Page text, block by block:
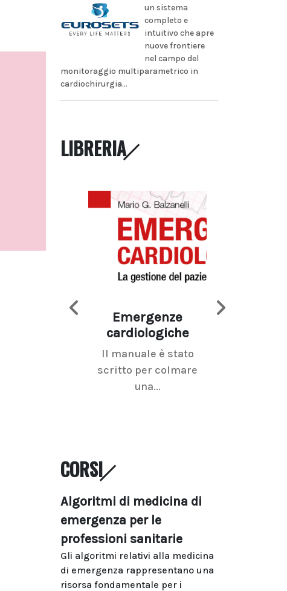
un sistema
completo e
intuitivo che apre
nuove frontiere
nel campo del
monitoraggio multiparametrico in
cardiochirurgia...
LIBRERIA
Emergenze
cardiologiche
Il manuale è stato
scritto per colmare
una...
CORSI
Algoritmi di medicina di
emergenza per le
professioni sanitarie
Gli algoritmi relativi alla medicina
di emergenza rappresentano una
risorsa fondamentale per i